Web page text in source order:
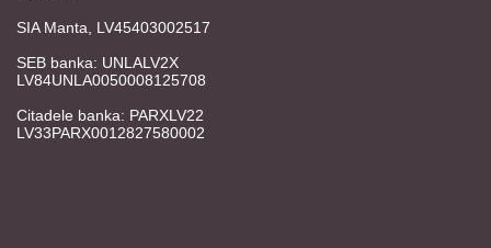
SIA Manta, LV45403002517
SEB banka: UNLALV2X
LV84UNLA0050008125708
Citadele banka: PARXLV22
LV33PARX0012827580002